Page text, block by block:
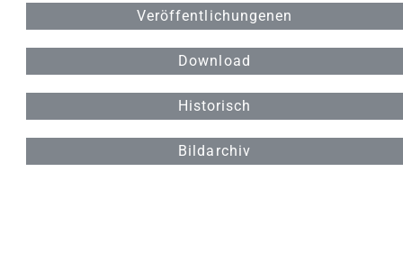
Veröffentlichungenen
Download
Historisch
Bildarchiv